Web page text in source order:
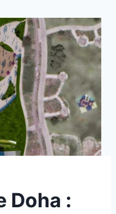
Doha :